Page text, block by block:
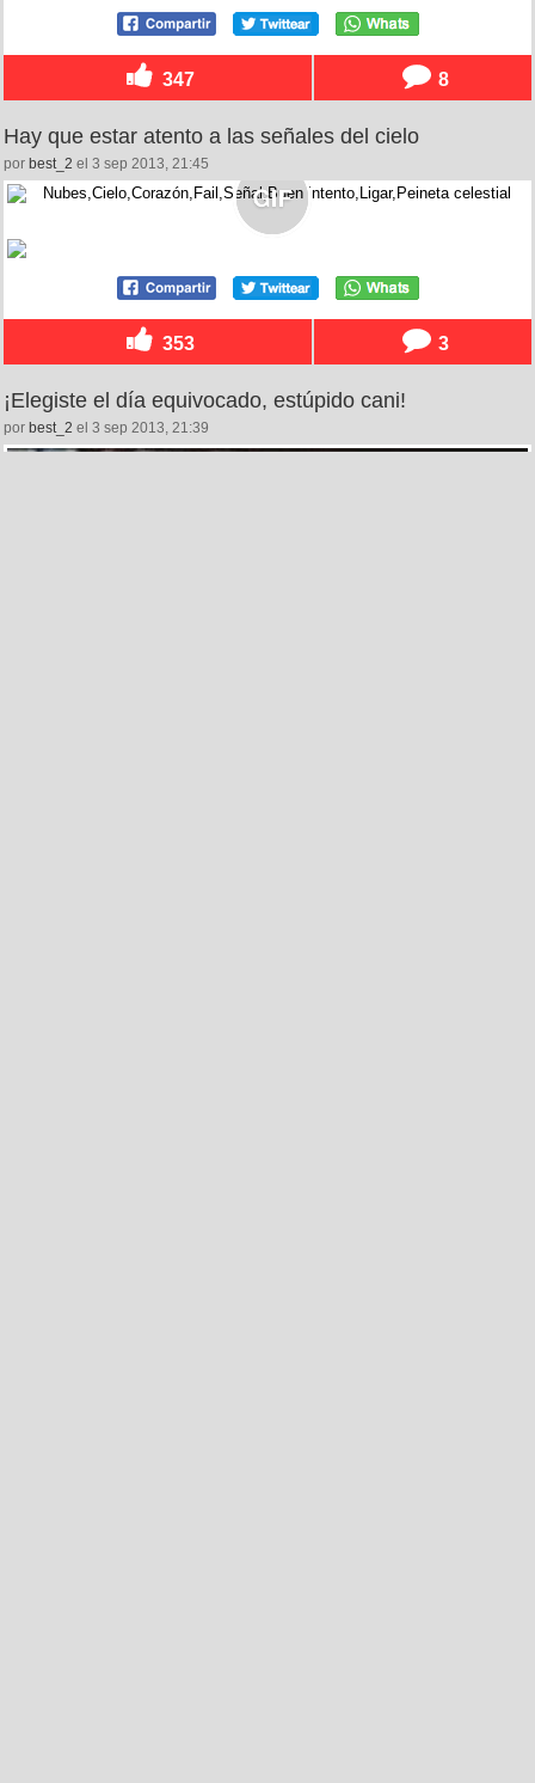
347 8
Hay que estar atento a las señales del cielo
por best_2 el 3 sep 2013, 21:45
353 3
¡Elegiste el día equivocado, estúpido cani!
por best_2 el 3 sep 2013, 21:39